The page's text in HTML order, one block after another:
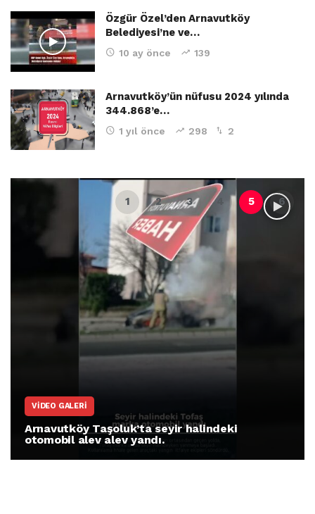
Özgür Özel’den Arnavutköy
Belediyesi’ne ve…
10 ay önce 139
Arnavutköy’ün nüfusu 2024 yılında
344.868’e…
1 yıl önce 298 2
VIDEO GALERI
Arnavutköy Taşoluk’ta seyir halindeki
otomobil alev alev yandı.